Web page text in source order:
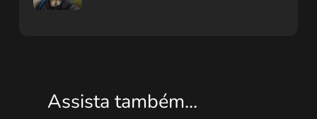
Assista também...